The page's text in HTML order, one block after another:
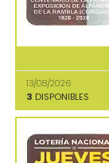
13/08/2026
3 DISPONIBLES